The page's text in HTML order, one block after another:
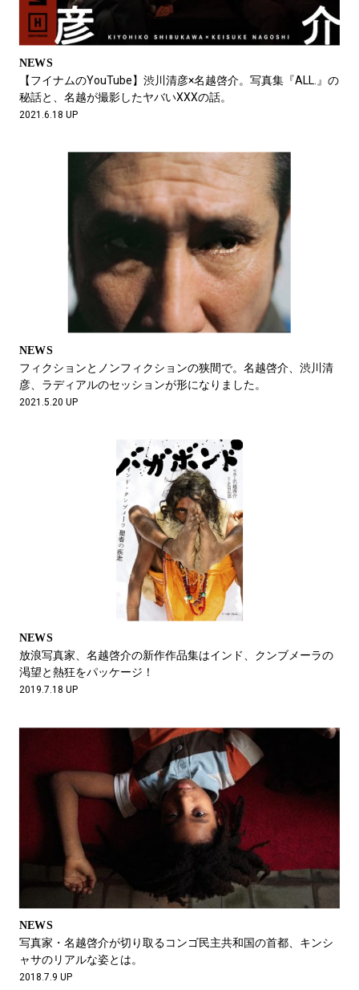
NEWS
【フイナムのYouTube】渋川清彦×名越啓介。写真集『ALL.』の
秘話と、名越が撮影したヤバいXXXの話。
2021.6.18 UP
NEWS
フィクションとノンフィクションの狭間で。名越啓介、渋川清
彦、ラディアルのセッションが形になりました。
2021.5.20 UP
NEWS
放浪写真家、名越啓介の新作作品集はインド、クンブメーラの
渇望と熱狂をパッケージ！
2019.7.18 UP
NEWS
写真家・名越啓介が切り取るコンゴ民主共和国の首都、キンシ
ャサのリアルな姿とは。
2018.7.9 UP